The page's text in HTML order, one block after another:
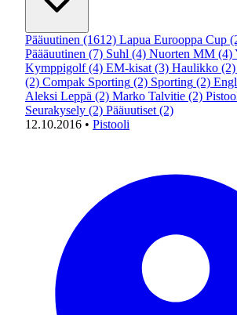
Pääuutinen (1612) Lapua Eurooppa Cup
Päääuutinen (7) Suhl (4) Nuorten MM (4)
Kymppigolf (4) EM-kisat (3) Haulikko (2)
(2) Compak Sporting (2) Sporting (2)
Aleksi Leppä (2) Marko Talvitie (2)
Seurakysely (2) Pääuutiset (2)
12.10.2016 • Pistooli